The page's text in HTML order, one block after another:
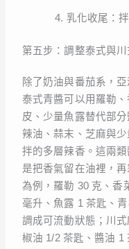
乳化收尾：
第五步：調整泰式與
除了奶油與番茄系，
泰式青醬可以用羅勒
皮、少量魚露替代部
辣油、蒜末、芝麻與
拌的多層辣香。這兩
是把香氣留在油裡，
為例，羅勒 30 克、香
毫升、魚露 1 茶匙、
調成可流動狀態；川
椒油 1/2 茶匙、醬油 1